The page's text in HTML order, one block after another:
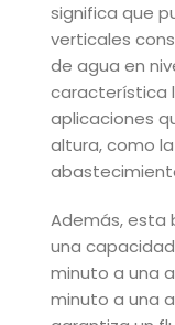
significa que
verticales
de agua en
característica
aplicaciones
altura, como
Además, esta
una
minuto a una
minuto a una